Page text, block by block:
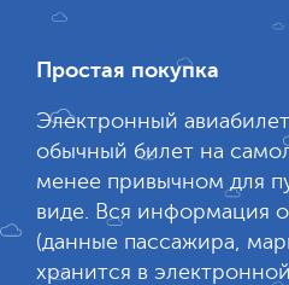
Простая покупка
Электронный
обычный билет на
менее привычном для
виде. Вся информация
(данные пассажира,
хранится в